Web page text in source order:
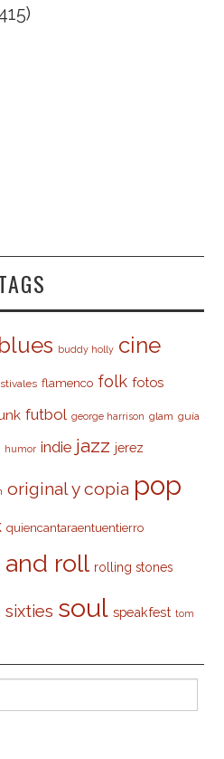
blues buddy holly cine
flamenco folk fotos
futbol george harrison glam guía
humor indie jazz jerez
original y copia pop
quiencantaraentuentierro
and roll rolling stones
sixties soul speakfest tom